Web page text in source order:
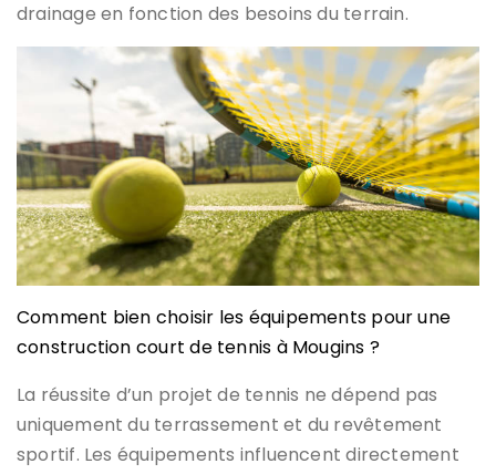
drainage en fonction des besoins du terrain.
Comment bien choisir les équipements pour une
construction court de tennis à Mougins ?
La réussite d’un projet de tennis ne dépend pas
uniquement du terrassement et du revêtement
sportif. Les équipements influencent directement